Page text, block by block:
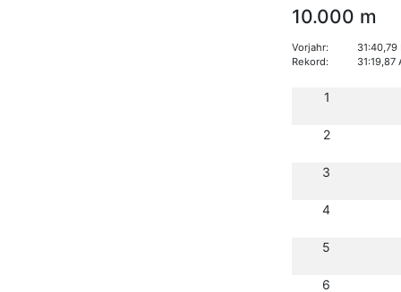
10.000 m
Vorjahr:
Rekord:
31:19,87
1
2
3
4
5
6